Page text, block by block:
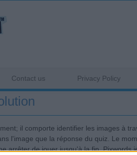
Contact us Privacy Policy
il comporte identifier les images à
l'image que la réponse du quiz. Le
arrêter de jouer jusqu'à la fin.